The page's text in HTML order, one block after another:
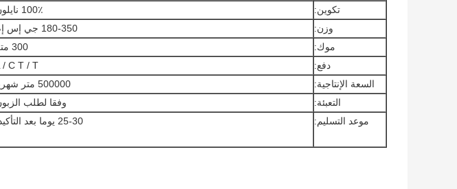
تكوين:
100٪ نايلون
وزن:
180-350 جي إس إم
موك:
300 متر
دفع:
/ C T / T
السعة الإنتاجية:
500000 متر شهريا
التعبئة:
وفقا لطلب
موعد التسليم:
25-30 يوما بعد التأكيد.